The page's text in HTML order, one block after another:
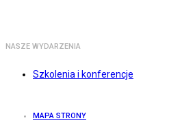
NASZE WYDARZENIA
Szkolenia i konferencje
MAPA STRONY